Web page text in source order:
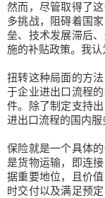
然而，尽管取得了
多挑战，阻碍着国
垒、技术发展滞后
施的补贴政策。我认
扭转这种局面的方
于企业进出口流程
件。除了制定支持
进出口流程的国内
保险就是一个具体
是货物运输，即连
据重要地位，且价
时交付以及满足预